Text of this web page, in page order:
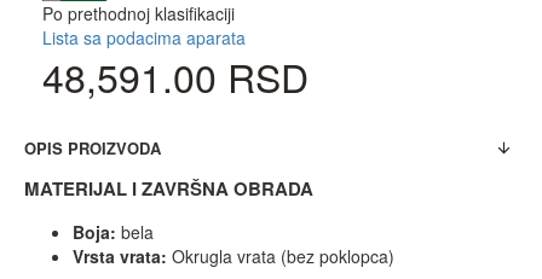
Po prethodnoj klasifikaciji
Lista sa podacima aparata
48,591.00 RSD
OPIS PROIZVODA
MATERIJAL I ZAVRŠNA OBRADA
Boja: bela
Vrsta vrata: Okrugla vrata (bez poklopca)